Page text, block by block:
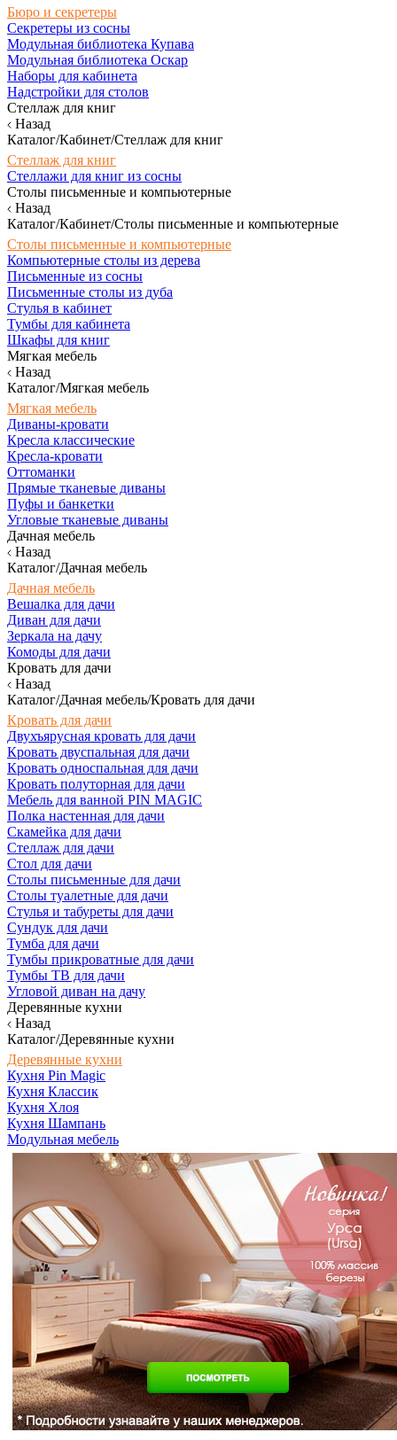
Бюро и секретеры
Секретеры из сосны
Модульная библиотека Купава
Модульная библиотека Оскар
Наборы для кабинета
Надстройки для столов
Стеллаж для книг
Назад
Каталог/Кабинет/Стеллаж для книг
Стеллаж для книг
Стеллажи для книг из сосны
Столы письменные и компьютерные
Назад
Каталог/Кабинет/Столы письменные и компьютерные
Столы письменные и компьютерные
Компьютерные столы из дерева
Письменные из сосны
Письменные столы из дуба
Стулья в кабинет
Тумбы для кабинета
Шкафы для книг
Мягкая мебель
Назад
Каталог/Мягкая мебель
Мягкая мебель
Диваны-кровати
Кресла классические
Кресла-кровати
Оттоманки
Прямые тканевые диваны
Пуфы и банкетки
Угловые тканевые диваны
Дачная мебель
Назад
Каталог/Дачная мебель
Дачная мебель
Вешалка для дачи
Диван для дачи
Зеркала на дачу
Комоды для дачи
Кровать для дачи
Назад
Каталог/Дачная мебель/Кровать для дачи
Кровать для дачи
Двухъярусная кровать для дачи
Кровать двуспальная для дачи
Кровать односпальная для дачи
Кровать полуторная для дачи
Мебель для ванной PIN MAGIC
Полка настенная для дачи
Скамейка для дачи
Стеллаж для дачи
Стол для дачи
Столы письменные для дачи
Столы туалетные для дачи
Стулья и табуреты для дачи
Сундук для дачи
Тумба для дачи
Тумбы прикроватные для дачи
Тумбы ТВ для дачи
Угловой диван на дачу
Деревянные кухни
Назад
Каталог/Деревянные кухни
Деревянные кухни
Кухня Pin Magic
Кухня Классик
Кухня Хлоя
Кухня Шампань
Модульная мебель